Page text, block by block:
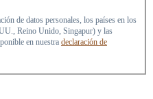
de datos personales, los países en los
Reino Unido, Singapur) y las
en nuestra declaración de